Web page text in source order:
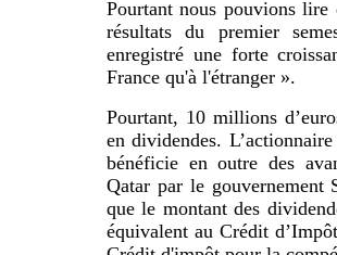
Pourtant nous pouvions lire
résultats du premier
enregistré une forte
France qu'à l'étranger ».
Pourtant, 10 millions
en dividendes.
bénéficie en outre des
Qatar par le gouvernement
que le montant des
équivalent au Crédit